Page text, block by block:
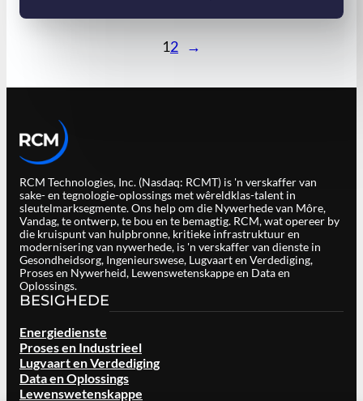
12 →
RCM Technologies, Inc. (Nasdaq: RCMT) is 'n verskaffer van
sake- en tegnologie-oplossings met wêreldklas-talent in
sleutelmarksegmente. Ons help om die Nywerhede van Môre,
Vandag, te ontwerp, te bou en te bemagtig. RCM, wat opereer by
die kruispunt van hulpbronne, kritieke infrastruktuur en
modernisering van nywerhede, is 'n verskaffer van dienste in
Gesondheidsorg, Ingenieurswese, Lugvaart en Verdediging,
Proses en Nywerheid, Lewenswetenskappe en Data en
Oplossings.
BESIGHEDE
Energiedienste
Proses en Industrieel
Lugvaart en Verdediging
Data en Oplossings
Lewenswetenskappe